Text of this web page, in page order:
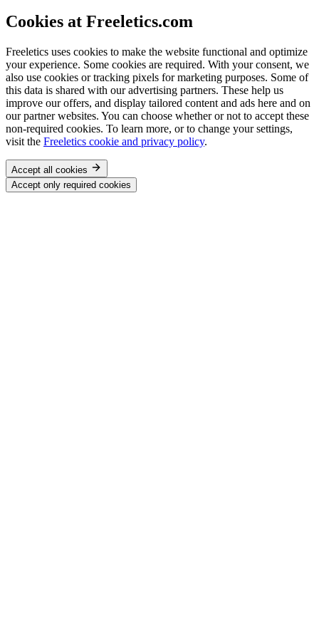
Cookies at Freeletics.com
Freeletics uses cookies to make the website functional and optimize
your experience. Some cookies are required. With your consent, we
also use cookies or tracking pixels for marketing purposes. Some of
this data is shared with our advertising partners. These help us
improve our offers, and display tailored content and ads here and on
our partner websites. You can choose whether or not to accept these
non-required cookies. To learn more, or to change your settings,
visit the Freeletics cookie and privacy policy.
Accept all cookies
Accept only required cookies